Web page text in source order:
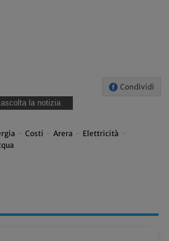
Condividi
ascolta la notizia
- Costi - Arera - Elettricità -